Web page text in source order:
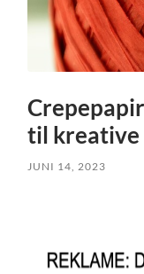
til
JUNI 14, 2023